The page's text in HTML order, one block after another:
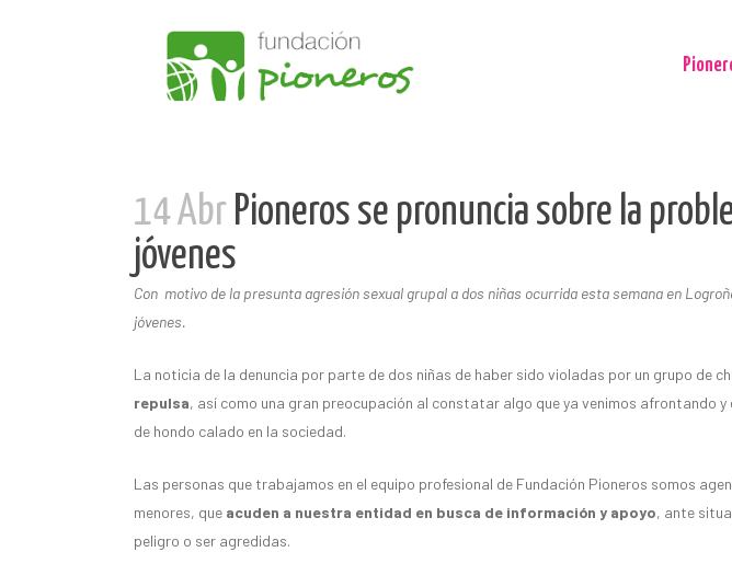
14 Abr Pioneros se pronuncia sobre la
jóvenes
Con motivo de la presunta agresión sexual grupal a dos niñas ocurrida esta semana en
jóvenes.
La noticia de la denuncia por parte de dos niñas de haber sido violadas por un grupo de
repulsa, así como una gran preocupación al constatar algo que ya venimos afrontando
de hondo calado en la sociedad.
Las personas que trabajamos en el equipo profesional de Fundación Pioneros somos
menores, que acuden a nuestra entidad en busca de información y apoyo, ante
peligro o ser agredidas.